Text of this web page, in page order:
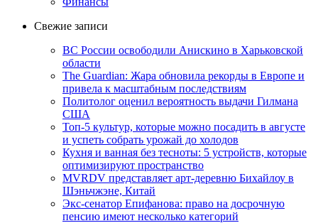
Свежие записи
ВС России освободили Анискино в Харьковской
области
The Guardian: Жара обновила рекорды в Европе и
привела к масштабным последствиям
Политолог оценил вероятность выдачи Гилмана
США
Топ-5 культур, которые можно посадить в августе
и успеть собрать урожай до холодов
Кухня и ванная без тесноты: 5 устройств, которые
оптимизируют пространство
MVRDV представляет арт-деревню Бихайлоу в
Шэньчжэне, Китай
Экс-сенатор Епифанова: право на досрочную
пенсию имеют несколько категорий